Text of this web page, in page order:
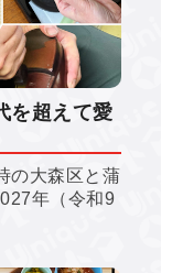
を超えて愛
の大森区と蒲
年（令和9